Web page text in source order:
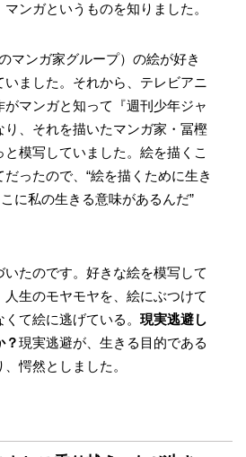
ンガというものを知りました。
マンガ家グループ）の絵が好き
いました。それから、テレビアニ
がマンガと知って『週刊少年ジャ
り、それを描いたマンガ家・冨樫
模写していました。絵を描くこ
ったので、“絵を描くために生き
こに私の生きる意味があるんだ”
いたのです。好きな絵を模写して
生のモヤモヤを、絵にぶつけて
て絵に逃げている。 現実逃避し
？現実逃避が、生きる目的である
愕然としました。